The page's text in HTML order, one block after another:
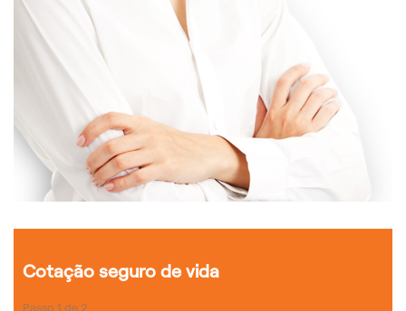
Cotação seguro de vida
Passo 1 de 2